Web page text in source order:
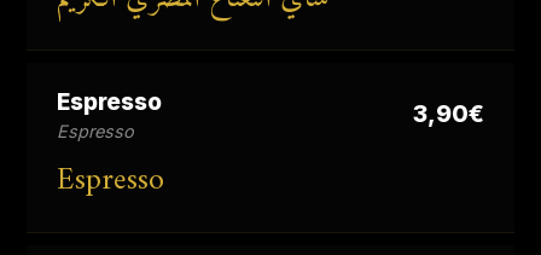
Espresso
Espresso
Espresso
3,90€